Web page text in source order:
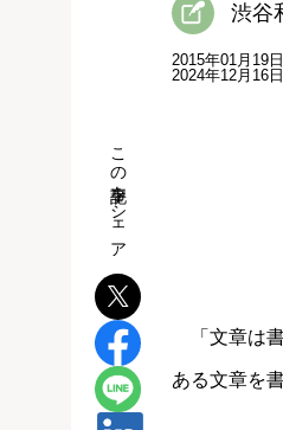
渋谷
2015年01月19
2024年12月16
「文章は書
ある文章を
この記事をシェア